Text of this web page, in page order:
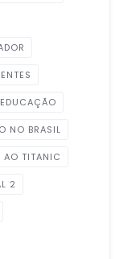
EDUCAÇÃO
NO BRASIL
AO TITANIC
2